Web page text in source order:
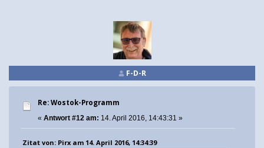
F-D-R
Re: Wostok-Programm
« Antwort #12 am: 14. April 2016, 14:43:31 »
Zitat von: Pirx am 14. April 2016, 14:34:39